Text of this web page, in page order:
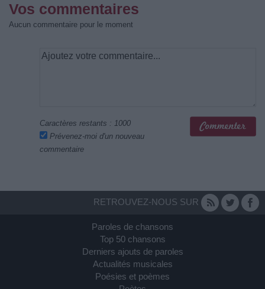
Vos commentaires
Aucun commentaire pour le moment
Caractères restants : 1000
Prévenez-moi d'un nouveau
commentaire
RETROUVEZ-NOUS SUR
Paroles de chansons
Top 50 chansons
Derniers ajouts de paroles
Actualités musicales
Poésies et poèmes